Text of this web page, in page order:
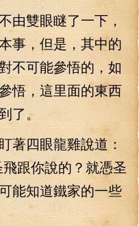
雙眼瞇了一下，
事，但是，其中的
不可能參悟的，如
悟，這里面的東西
了。
四眼龍雞說道：
跟你說的？就憑圣
能知道鐵家的一些